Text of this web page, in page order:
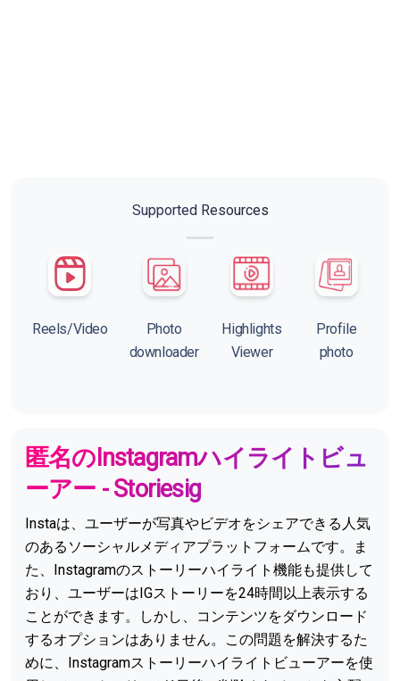
Supported Resources
Reels/Video
Photo
downloader
Highlights
Viewer
Profile
photo
匿名のInstagramハイライトビュ
ーアー - Storiesig
Instaは、ユーザーが写真やビデオをシェアできる人気
のあるソーシャルメディアプラットフォームです。ま
た、Instagramのストーリーハイライト機能も提供して
おり、ユーザーはIGストーリーを24時間以上表示する
ことができます。しかし、コンテンツをダウンロード
するオプションはありません。この問題を解決するた
めに、Instagramストーリーハイライトビューアーを使